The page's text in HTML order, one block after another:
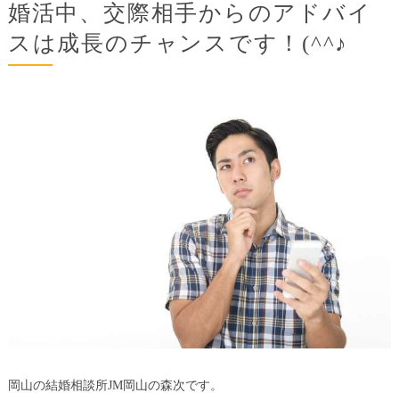
婚活中、交際相手からのアドバイ
スは成長のチャンスです！(^^♪
岡山の結婚相談所JM岡山の森次です。